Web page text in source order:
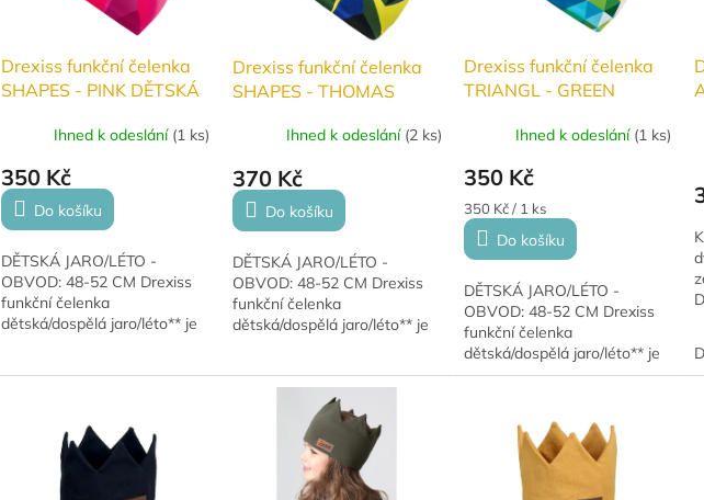
Drexiss funkční čelenka
SHAPES - PINK DĚTSKÁ
Ihned k odeslání (1 ks)
350 Kč
Do košíku
DĚTSKÁ JARO/LÉTO -
OBVOD: 48-52 CM Drexiss
funkční čelenka
dětská/dospělá jaro/léto** je
Drexiss funkční čelenka
SHAPES - THOMAS
Ihned k odeslání (2 ks)
370 Kč
Do košíku
DĚTSKÁ JARO/LÉTO -
OBVOD: 48-52 CM Drexiss
funkční čelenka
dětská/dospělá jaro/léto** je
pot. Perfektní volba pro...
Drexiss funkční čelenka
TRIANGL - GREEN
Ihned k odeslání (1 ks)
350 Kč
Měrná
cena:
350 Kč / 1 ks
Do košíku
DĚTSKÁ JARO/LÉTO -
OBVOD: 48-52 CM Drexiss
funkční čelenka
dětská/dospělá jaro/léto** je
vyrobena z lehkého